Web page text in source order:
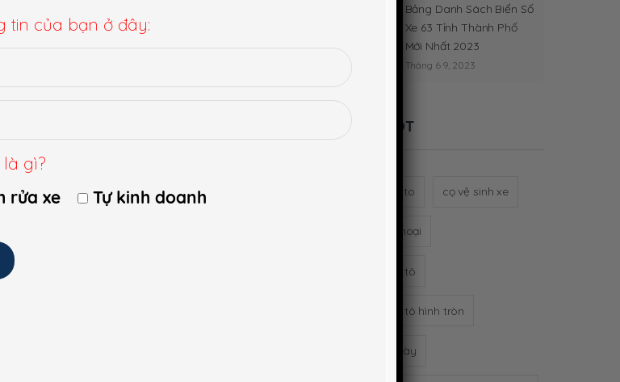
nắp
, mặc dù độ dày của OtterBox vượt quá
ôm chặt hộp OtterBox.
thể thiếu
bạn nghĩ mãi mãi chỉ là một
ẩm một cách an toàn bằng nước – có thể bao phủ
Bảng Danh Sách Biển Số
Xe 63 Tỉnh Thành Phố
Mới Nhất 2023
Tháng 6 9, 2023
Từ khóa HOT
bơm lốp xe oto cọ vệ sinh xe
giá đỡ điện thoại
gương cầu ô tô
gương cầu ô tô hình tròn
Gậy bóng chày
tin của bạn ở đây:
gì?
rửa xe
Tự kinh doanh